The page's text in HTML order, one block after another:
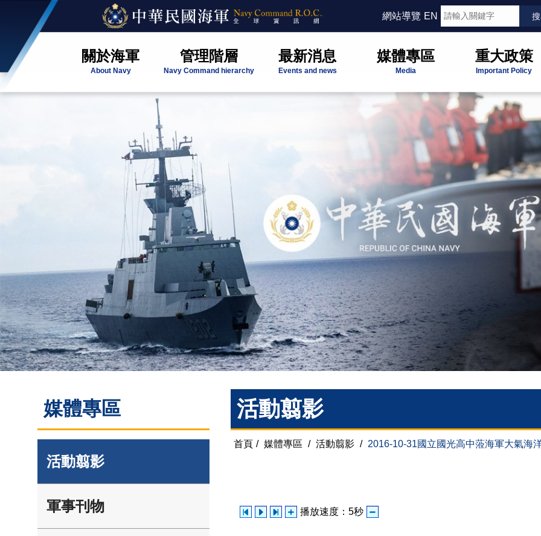
網站導覽 EN
關於海軍
About Navy
管理階層
Navy Command hierarchy
最新消息
Events and news
媒體專區
Media
重大政策
Important Policy
媒體專區
活動翦影
軍事刊物
活動翦影
首頁 / 媒體專區 / 活動翦影 / 2016-10-31國立國光高中蒞海軍大氣海
播放速度： 5秒